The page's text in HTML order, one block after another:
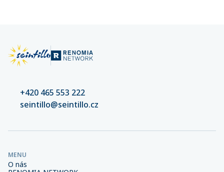
+420 465 553 222
seintillo@seintillo.cz
MENU
O nás